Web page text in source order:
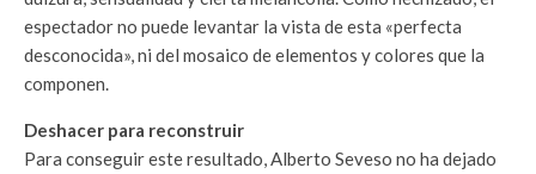
espectador no puede levantar la vista de esta «perfecta
desconocida», ni del mosaico de elementos y colores que la
componen.
Deshacer para reconstruir
Para conseguir este resultado, Alberto Seveso no ha dejado